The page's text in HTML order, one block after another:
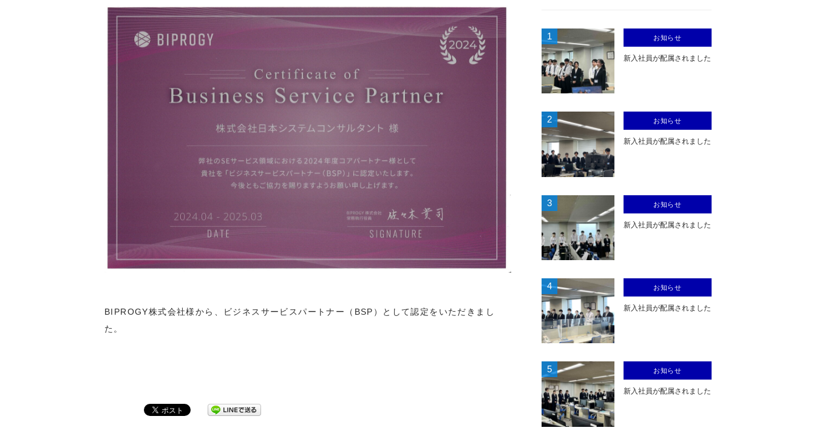
BIPROGY株式会社様から、ビジネスサービスパートナー（BSP）として認定をいただきまし
た。
1 お知らせ
新入社員が配属されました
2 お知らせ
新入社員が配属されました
3 お知らせ
新入社員が配属されました
4 お知らせ
新入社員が配属されました
5 お知らせ
新入社員が配属されました